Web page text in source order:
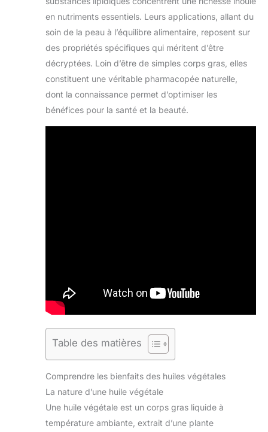
en nutriments essentiels. Leurs applications, allant du
soin de la peau à l’équilibre alimentaire, reposent sur
des propriétés spécifiques qui méritent d’être
décryptées. Loin d’être de simples corps gras, elles
constituent une véritable pharmacopée naturelle,
dont la connaissance permet d’optimiser les
bénéfices pour la santé et la beauté.
Table des matières
Comprendre les bienfaits des huiles végétales
La nature d’une huile végétale
Une huile végétale est un corps gras liquide à
température ambiante, extrait d’une plante